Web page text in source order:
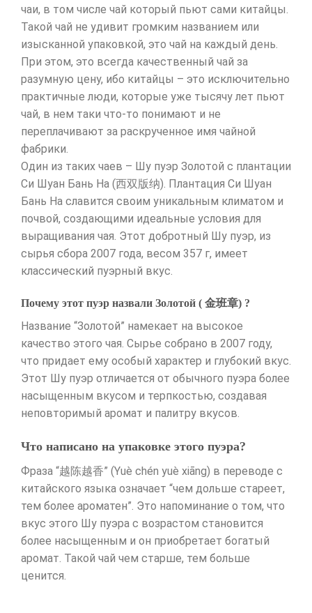
чаи, в том числе чай который пьют сами китайцы.
Такой чай не удивит громким названием или
изысканной упаковкой, это чай на каждый день.
При этом, это всегда качественный чай за
разумную цену, ибо китайцы – это исключительно
практичные люди, которые уже тысячу лет пьют
чай, в нем таки что-то понимают и не
переплачивают за раскрученное имя чайной
фабрики.
Один из таких чаев – Шу пуэр Золотой с плантации
Си Шуан Бань На (西双版纳). Плантация Си Шуан
Бань На славится своим уникальным климатом и
почвой, создающими идеальные условия для
выращивания чая. Этот добротный Шу пуэр, из
сырья сбора 2007 года, весом 357 г, имеет
классический пуэрный вкус.
Почему этот пуэр назвали Золотой ( 金班章) ?
Название “Золотой” намекает на высокое
качество этого чая. Сырье собрано в 2007 году,
что придает ему особый характер и глубокий вкус.
Этот Шу пуэр отличается от обычного пуэра более
насыщенным вкусом и терпкостью, создавая
неповторимый аромат и палитру вкусов.
Что написано на упаковке этого пуэра?
Фраза “越陈越香” (Yuè chén yuè xiāng) в переводе с
китайского языка означает “чем дольше стареет,
тем более ароматен”. Это напоминание о том, что
вкус этого Шу пуэра с возрастом становится
более насыщенным и он приобретает богатый
аромат. Такой чай чем старше, тем больше
ценится.